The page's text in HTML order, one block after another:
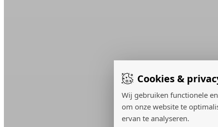
Cookies &
Wij gebruiken functionele
om onze website te
ervan te analyseren.